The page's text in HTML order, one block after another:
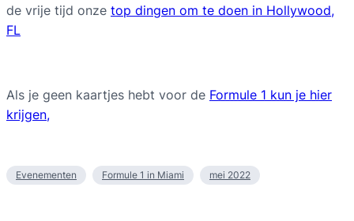
de vrije tijd onze top dingen om te doen in Hollywood,
FL
Als je geen kaartjes hebt voor de Formule 1 kun je hier
krijgen,
Evenementen Formule 1 in Miami mei 2022